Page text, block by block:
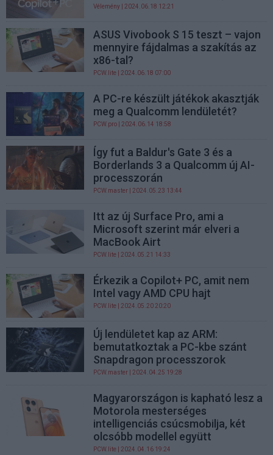
Vélemény | 2024.06.18 12:21
ASUS Vivobook S 15 teszt – vajon
mennyire fájdalmas a szakítás az
x86-tal?
PCW.lite | 2024.06.18 07:00
A PC-re készült játékok akasztják
meg a Qualcomm lendületét?
PCW.pro | 2024.06.14 18:58
Így fut a Baldur's Gate 3 és a
Borderlands 3 a Qualcomm új AI-
processzorán
PCW.master | 2024.05.23 13:44
Itt az új Surface Pro, ami a
Microsoft szerint már elveri a
MacBook Airt
PCW.lite | 2024.05.21 14:33
Érkezik a Copilot+ PC, amit nem
Intel vagy AMD CPU hajt
PCW.lite | 2024.05.20 20:20
Új lendületet kap az ARM:
bemutatkoztak a PC-kbe szánt
Snapdragon processzorok
PCW.master | 2024.04.25 19:28
Magyarországon is kapható lesz a
Motorola mesterséges
intelligenciás csúcsmobilja, két
olcsóbb modellel együtt
PCW.lite | 2024.04.16 19:24